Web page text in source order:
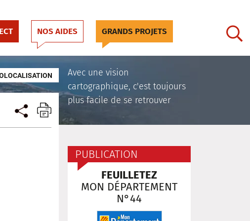
NOS AIDES GRANDS PROJETS
Avec une vision
cartographique, c'est toujours
plus facile de se retrouver
PUBLICATION
FEUILLETEZ
MON DÉPARTEMENT
N°44